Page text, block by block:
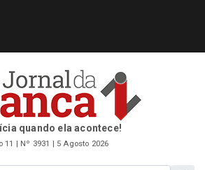
quando ela acontece!
11 | Nº 3931 | 5 Agosto 2026